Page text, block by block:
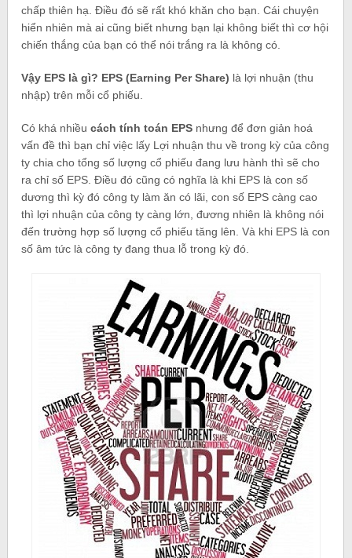
chấp thiên hạ. Điều đó sẽ rất khó khăn cho bạn. Cái chuyện
hiển nhiên mà ai cũng biết nhưng bạn lại không biết thì cơ hội
chiến thắng của bạn có thể nói trắng ra là không có.
Vậy EPS là gì? EPS (Earning Per Share) là lợi nhuận (thu
nhập) trên mỗi cổ phiếu.
Có khá nhiềucách tính toán EPS nhưng để đơn giản hoá
vấn đề thì bạn chỉ việc lấy Lợi nhuận thu về trong kỳ của công
ty chia cho tổng số lượng cổ phiếu đang lưu hành thì sẽ cho
ra chỉ số EPS. Điều đó cũng có nghĩa là khi EPS là con số
dương thì kỳ đó công ty làm ăn có lãi, con số EPS càng cao
thì lợi nhuận của công ty càng lớn, đương nhiên là không nói
đến trường hợp số lượng cổ phiếu tăng lên. Và khi EPS là con
số âm tức là công ty đang thua lỗ trong kỳ đó.